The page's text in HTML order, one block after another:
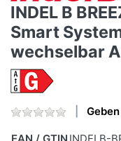
INDEL B
Smart
wechselbar